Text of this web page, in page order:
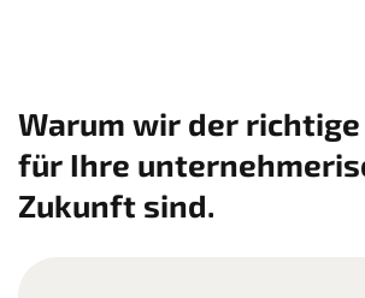
Warum wir der
für Ihre
Zukunft sind.